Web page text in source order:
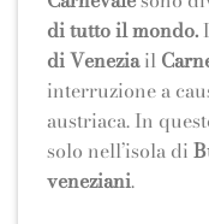
di tutto il mondo.
di Veneziail
interruzione a
austriaca. In
solo nell’isola di
veneziani.